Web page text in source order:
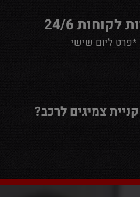
לקוחות 24/6
*פרט ליום שישי
צמיגים לרכב?